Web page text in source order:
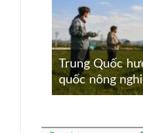
Trung Quốc
quốc nông